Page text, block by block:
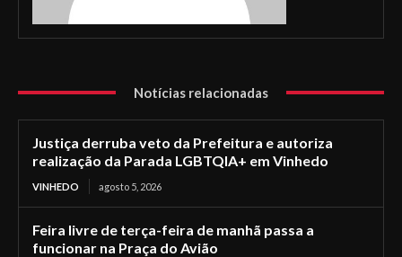
Notícias relacionadas
Justiça derruba veto da Prefeitura e autoriza
realização da Parada LGBTQIA+ em Vinhedo
VINHEDO agosto 5, 2026
Feira livre de terça-feira de manhã passa a
funcionar na Praça do Avião